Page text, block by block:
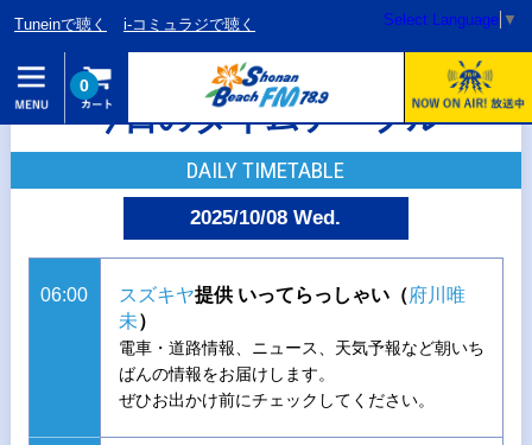
Tuneinで聴く i-コミュラジで聴く Select Language ▼
0
今日のタイムテーブル
DAILY TIMETABLE
2025/10/08 Wed.
06:00 スズキヤ提供 いってらっしゃい（府川唯
未）
電車・道路情報、ニュース、天気予報など朝いち
ばんの情報をお届けします。
ぜひお出かけ前にチェックしてください。